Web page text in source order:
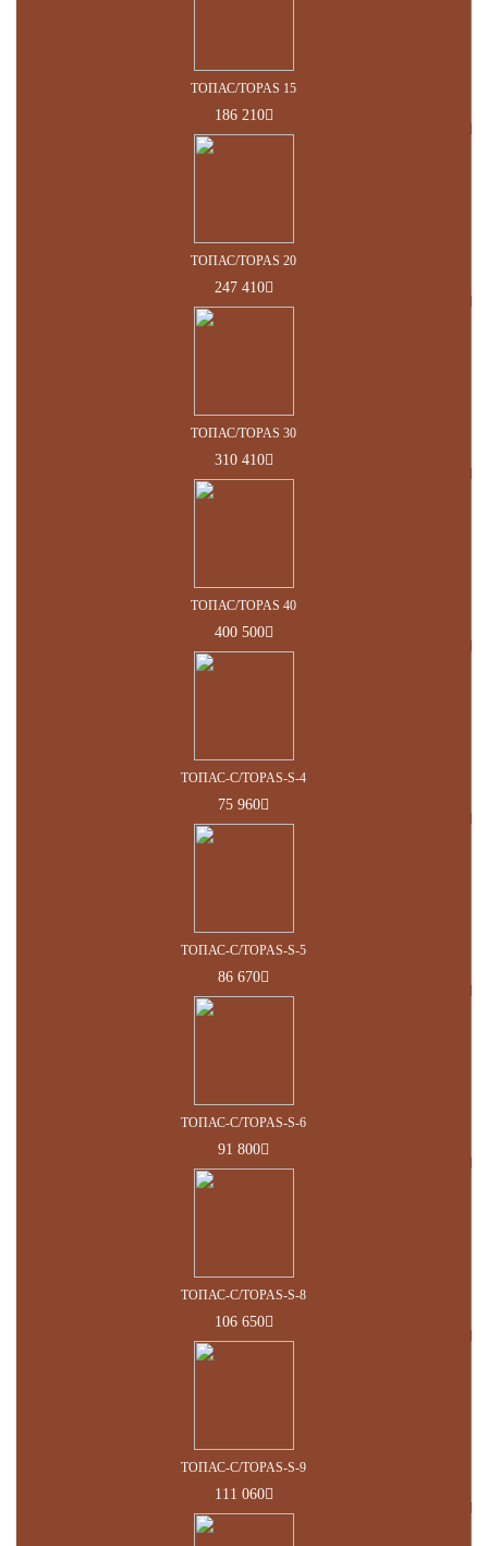
ТОПАС/TOPAS 15
186 210
ТОПАС/TOPAS 20
247 410
ТОПАС/TOPAS 30
310 410
ТОПАС/TOPAS 40
400 500
ТОПАС-С/TOPAS-S-4
75 960
ТОПАС-С/TOPAS-S-5
86 670
ТОПАС-С/TOPAS-S-6
91 800
ТОПАС-С/TOPAS-S-8
106 650
ТОПАС-С/TOPAS-S-9
111 060